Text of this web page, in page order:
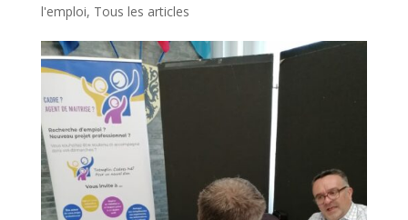
l'emploi, Tous les articles